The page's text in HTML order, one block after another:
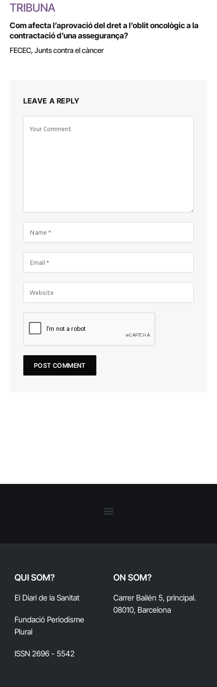
TRIBUNA
Com afecta l’aprovació del dret a l’oblit oncològic a la
contractació d’una assegurança?
FECEC, Junts contra el càncer
LEAVE A REPLY
QUI SOM?
El Diari de la Sanitat
Fundació Periodisme
Plural
ISSN 2696 - 5542
ON SOM?
Carrer Bailén 5, principal.
08010, Barcelona